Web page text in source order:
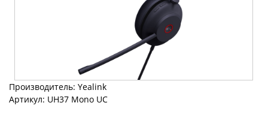
Производитель: Yealink
Артикул: UH37 Mono UC